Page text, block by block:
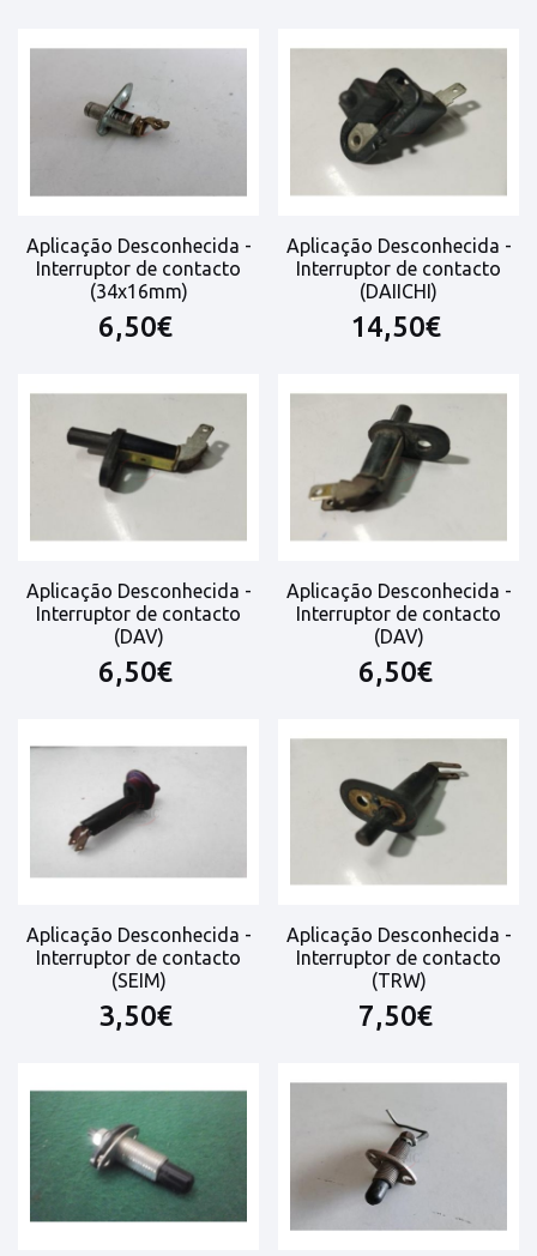
Aplicação Desconhecida -
Interruptor de contacto
(34x16mm)
6,50€
Aplicação Desconhecida -
Interruptor de contacto
(DAIICHI)
14,50€
Aplicação Desconhecida -
Interruptor de contacto
(DAV)
6,50€
Aplicação Desconhecida -
Interruptor de contacto
(DAV)
6,50€
Aplicação Desconhecida -
Interruptor de contacto
(SEIM)
3,50€
Aplicação Desconhecida -
Interruptor de contacto
(TRW)
7,50€